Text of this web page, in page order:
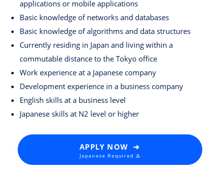
applications or mobile applications
Basic knowledge of networks and databases
Basic knowledge of algorithms and data structures
Currently residing in Japan and living within a
commutable distance to the Tokyo office
Work experience at a Japanese company
Development experience in a business company
English skills at a business level
Japanese skills at N2 level or higher
APPLY NOW ➜
Japanese Required ⚠️